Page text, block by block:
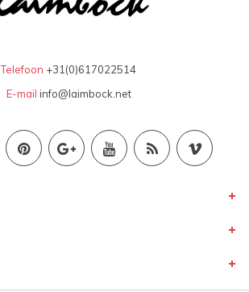
Telefoon +31(0)617022514
E-mail info@laimbock.net